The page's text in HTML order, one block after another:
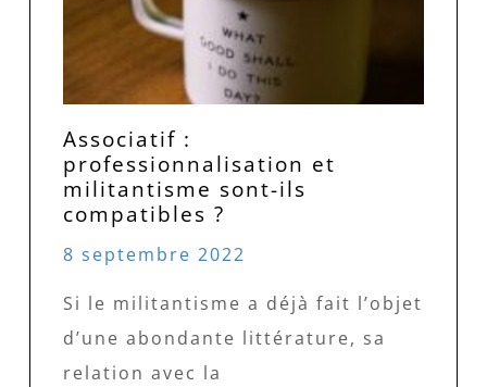
Associatif :
professionnalisation et
militantisme sont-ils
compatibles ?
8 septembre 2022
Si le militantisme a déjà fait l’objet
d’une abondante littérature, sa
relation avec la